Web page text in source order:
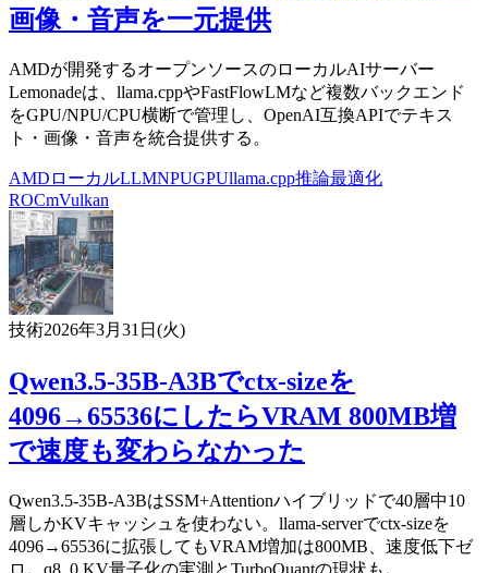
画像・音声を一元提供
AMDが開発するオープンソースのローカルAIサーバー
Lemonadeは、llama.cppやFastFlowLMなど複数バックエンド
をGPU/NPU/CPU横断で管理し、OpenAI互換APIでテキス
ト・画像・音声を統合提供する。
AMD ローカルLLMNPUGPUllama.cpp推論最適化
ROCmVulkan
技術2026年3月31日(火)
Qwen3.5-35B-A3Bでctx-sizeを
4096→65536にしたらVRAM 800MB増
で速度も変わらなかった
Qwen3.5-35B-A3BはSSM+Attentionハイブリッドで40層中10
層しかKVキャッシュを使わない。llama-serverでctx-sizeを
4096→65536に拡張してもVRAM増加は800MB、速度低下ゼ
ロ。q8_0 KV量子化の実測とTurboQuantの現状も。